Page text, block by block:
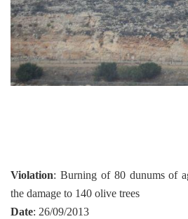
Violation: Burning of 80 dunums of
the damage to 140 olive trees
Date: 26/09/2013